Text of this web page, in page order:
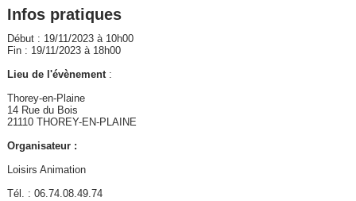
Infos pratiques
Début : 19/11/2023 à 10h00
Fin : 19/11/2023 à 18h00
Lieu de l'évènement:
Thorey-en-Plaine
14 Rue du Bois
21110 THOREY-EN-PLAINE
Organisateur :
Loisirs Animation
Tél. : 06.74.08.49.74